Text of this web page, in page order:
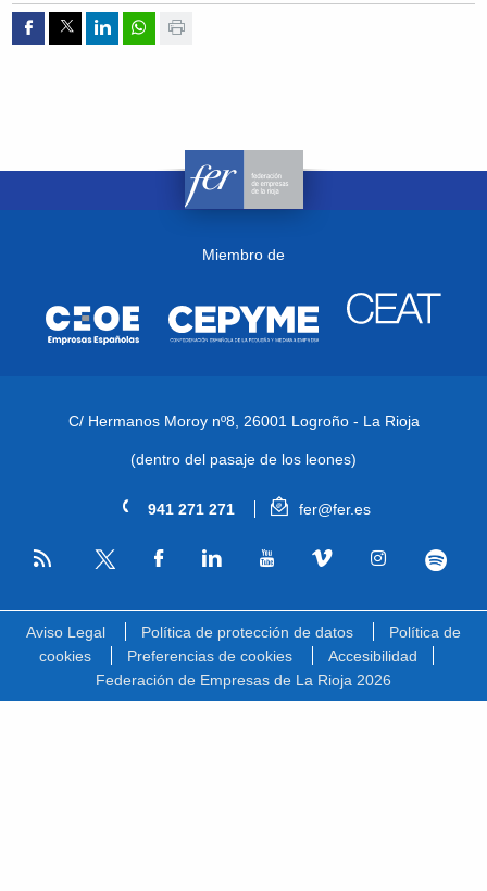
Compartir por Facebook
Compartir por Twitter
Compartir por Linkedin
Compartir por whatsapp
Imprimir
Miembro de
C/ Hermanos Moroy nº8, 26001 Logroño - La Rioja
(dentro del pasaje de los leones)
941 271 271 fer@fer.es
RSS
Aviso Legal Política de protección de datos
Política de
cookies
Preferencias de cookies
Accesibilidad
Federación de Empresas de La Rioja 2026